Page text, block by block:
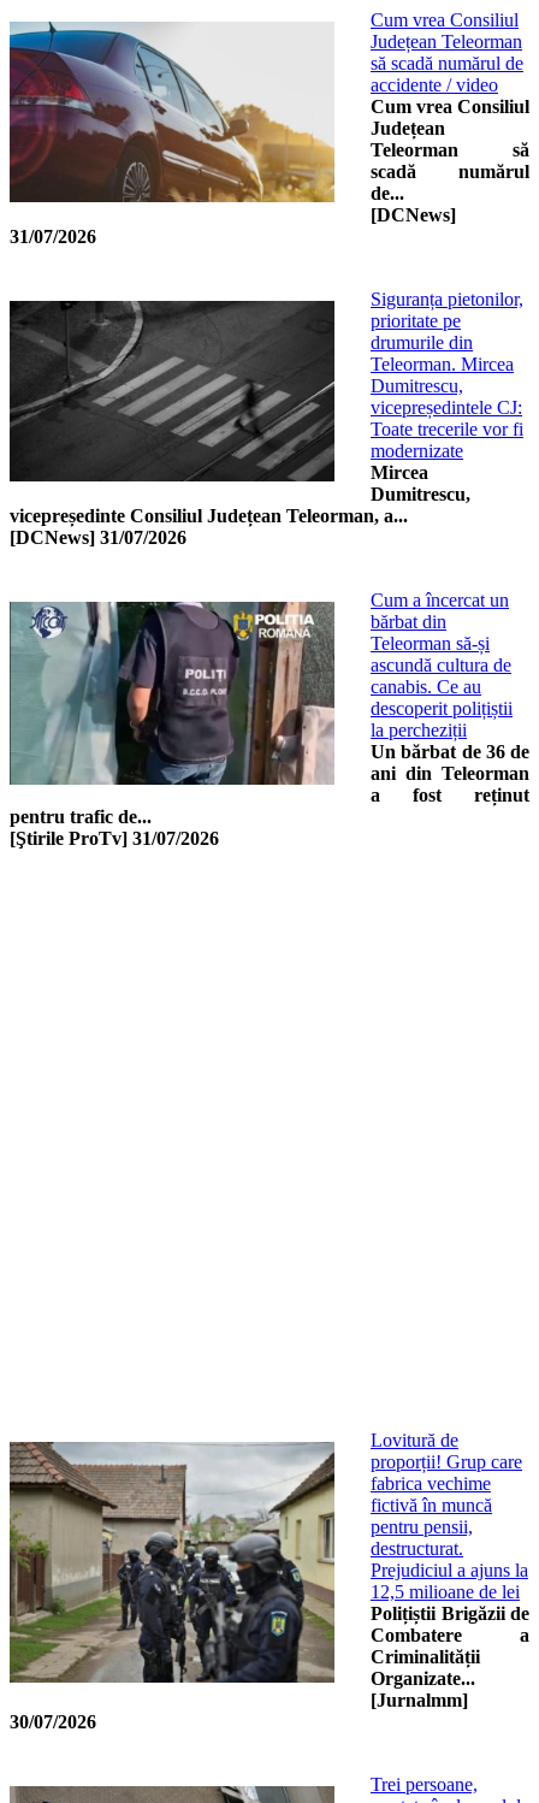
Cum vrea Consiliul
Județean Teleorman
să scadă numărul de
accidente / video
Cum vrea Consiliul
Județean
Teleorman să
scadă numărul
de...
[DCNews]
31/07/2026
Siguranța pietonilor,
prioritate pe
drumurile din
Teleorman. Mircea
Dumitrescu,
vicepreședintele CJ:
Toate trecerile vor fi
modernizate
Mircea
Dumitrescu,
vicepreședinte Consiliul Județean Teleorman, a...
[DCNews] 31/07/2026
Cum a încercat un
bărbat din
Teleorman să-și
ascundă cultura de
canabis. Ce au
descoperit polițiștii
la percheziții
Un bărbat de 36 de
ani din Teleorman
a fost reținut
pentru trafic de...
[Ştirile ProTv] 31/07/2026
Lovitură de
proporții! Grup care
fabrica vechime
fictivă în muncă
pentru pensii,
destructurat.
Prejudiciul a ajuns la
12,5 milioane de lei
Polițiștii Brigăzii de
Combatere a
Criminalității
Organizate...
[Jurnalmm]
30/07/2026
Trei persoane,